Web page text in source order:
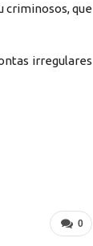
criminosos, que
irregulares
0